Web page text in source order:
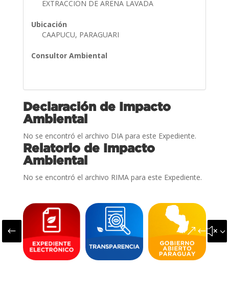
EXTRACCION DE ARENA LAVADA
Ubicación
CAAPUCU, PARAGUARI
Consultor Ambiental
Declaración de Impacto
Ambiental
No se encontró el archivo DIA para este Expediente.
Relatorio de Impacto
Ambiental
No se encontró el archivo RIMA para este Expediente.
#